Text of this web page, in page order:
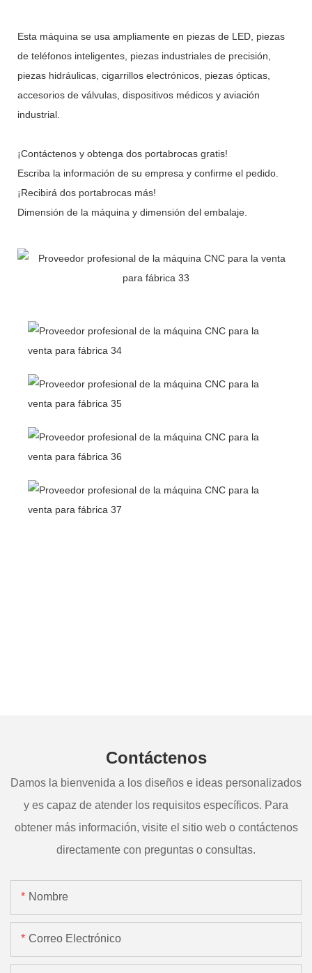
Esta máquina se usa ampliamente en piezas de LED, piezas
de teléfonos inteligentes, piezas industriales de precisión,
piezas hidráulicas, cigarrillos electrónicos, piezas ópticas,
accesorios de válvulas, dispositivos médicos y aviación
industrial.
¡Contáctenos y obtenga dos portabrocas gratis!
Escriba la información de su empresa y confirme el pedido.
¡Recibirá dos portabrocas más!
Dimensión de la máquina y dimensión del embalaje.
Contáctenos
Damos la bienvenida a los diseños e ideas personalizados
y es capaz de atender los requisitos específicos. Para
obtener más información, visite el sitio web o contáctenos
directamente con preguntas o consultas.
Nombre
Correo Electrónico